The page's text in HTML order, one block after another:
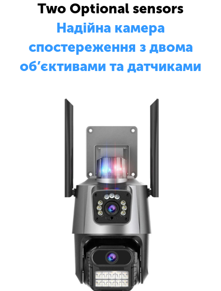
Two Optional sensors
Надійна камера
спостереження з двома
об’єктивами та датчиками